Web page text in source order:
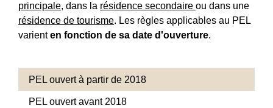
principale, dans la résidence secondaire ou dans une
résidence de tourisme. Les règles applicables au PEL
varienten fonction de sa date d'ouverture.
PEL ouvert à partir de 2018
PEL ouvert avant 2018